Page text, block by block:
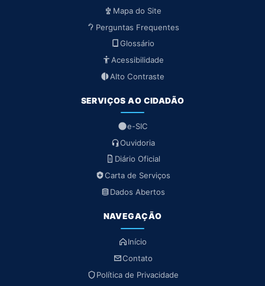
Mapa do Site
Perguntas Frequentes
Glossário
Acessibilidade
Alto Contraste
SERVIÇOS AO CIDADÃO
e-SIC
Ouvidoria
Diário Oficial
Carta de Serviços
Dados Abertos
NAVEGAÇÃO
Início
Contato
Política de Privacidade